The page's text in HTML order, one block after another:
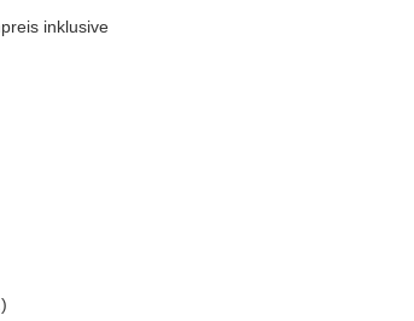
inklusive